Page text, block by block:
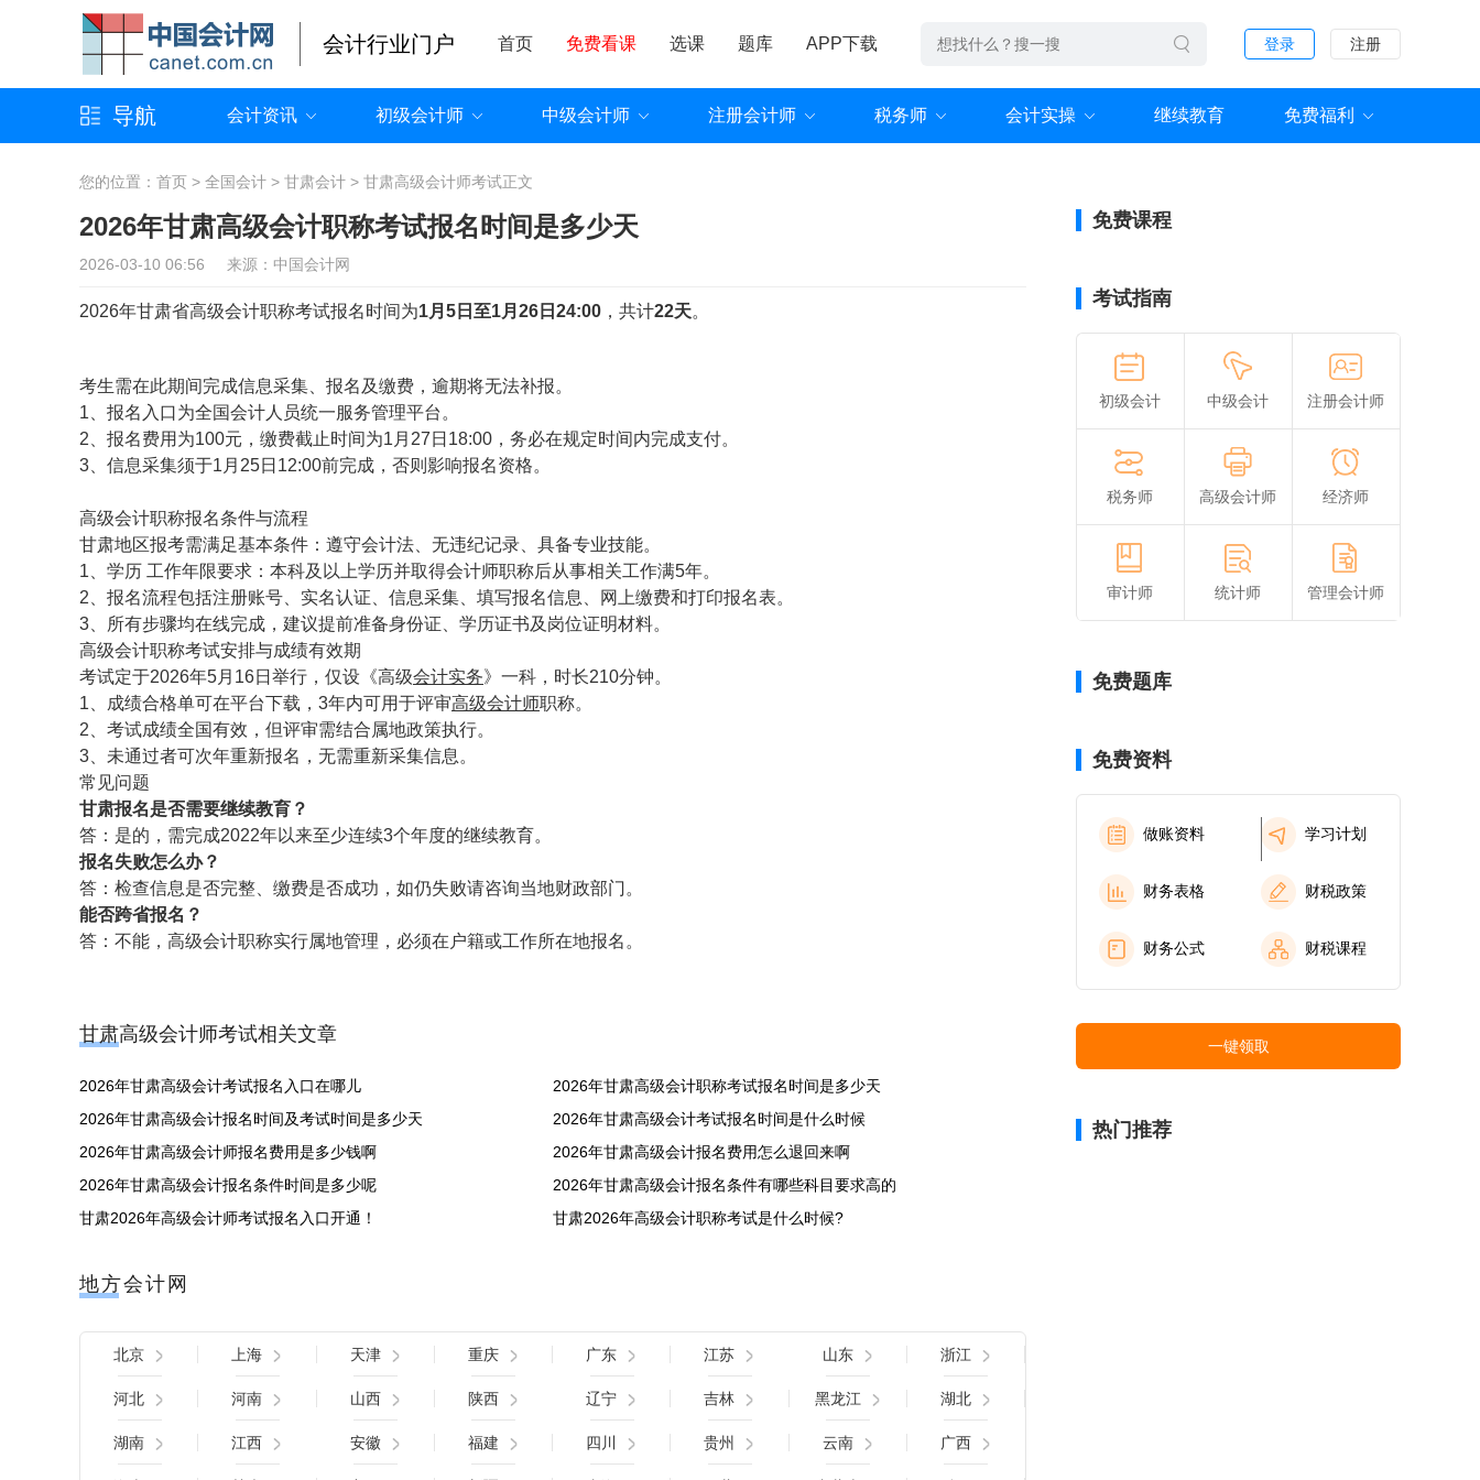
会计行业门户 首页 免费看课 选课 题库 APP下载 登录 注册
导航 会计资讯 初级会计师 中级会计师 注册会计师 税务师 会计实操 继续教育 免费福利
您的位置： 首页 > 全国会计 > 甘肃会计 > 甘肃高级会计师考试正文
2026年甘肃高级会计职称考试报名时间是多少天
2026-03-10 06:56 来源：中国会计网
2026年甘肃省高级会计职称考试报名时间为1月5日至1月26日24:00 ，共计22天。
考生需在此期间完成信息采集、报名及缴费，逾期将无法补报。
1、报名入口为全国会计人员统一服务管理平台。
2、报名费用为100元，缴费截止时间为1月27日18:00，务必在规定时间内完成支付。
3、信息采集须于1月25日12:00前完成，否则影响报名资格。
高级会计职称报名条件与流程
甘肃地区报考需满足基本条件：遵守会计法、无违纪记录、具备专业技能。
1、学历 工作年限要求：本科及以上学历并取得会计师职称后从事相关工作满5年。
2、报名流程包括注册账号、实名认证、信息采集、填写报名信息、网上缴费和打印报名表。
3、所有步骤均在线完成，建议提前准备身份证、学历证书及岗位证明材料。
高级会计职称考试安排与成绩有效期
考试定于2026年5月16日举行，仅设《高级会计实务》一科，时长210分钟。
1、成绩合格单可在平台下载，3年内可用于评审高级会计师职称。
2、考试成绩全国有效，但评审需结合属地政策执行。
3、未通过者可次年重新报名，无需重新采集信息。
常见问题
甘肃报名是否需要继续教育？
答：是的，需完成2022年以来至少连续3个年度的继续教育。
报名失败怎么办？
答：检查信息是否完整、缴费是否成功，如仍失败请咨询当地财政部门。
能否跨省报名？
答：不能，高级会计职称实行属地管理，必须在户籍或工作所在地报名。
甘肃高级会计师考试相关文章
2026年甘肃高级会计考试报名入口在哪儿
2026年甘肃高级会计职称考试报名时间是多少天
2026年甘肃高级会计报名时间及考试时间是多少天
2026年甘肃高级会计考试报名时间是什么时候
2026年甘肃高级会计师报名费用是多少钱啊
2026年甘肃高级会计报名费用怎么退回来啊
2026年甘肃高级会计报名条件时间是多少呢
2026年甘肃高级会计报名条件有哪些科目要求高的
甘肃2026年高级会计师考试报名入口开通！
甘肃2026年高级会计职称考试是什么时候?
地方会计网
北京 上海 天津 重庆 广东 江苏 山东 浙江
河北 河南 山西 陕西 辽宁 吉林 黑龙江 湖北
湖南 江西 安徽 福建 四川 贵州 云南 广西
免费课程
考试指南
初级会计 中级会计 注册会计师
税务师 高级会计师 经济师
审计师 统计师 管理会计师
免费题库
免费资料
做账资料 学习计划
财务表格 财税政策
财务公式 财税课程
一键领取
热门推荐